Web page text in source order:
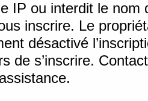
IP ou interdit le nom
inscrire. Le
désactivé
de s’inscrire.